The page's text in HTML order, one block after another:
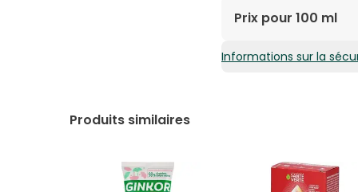
AQUAALCOHOL
LEAF
SORBATEAESCULUS
GLUCONATE(II)
Prix pour 100 ml
15,22€ / 100 ml
Informations sur la
Produits similaires